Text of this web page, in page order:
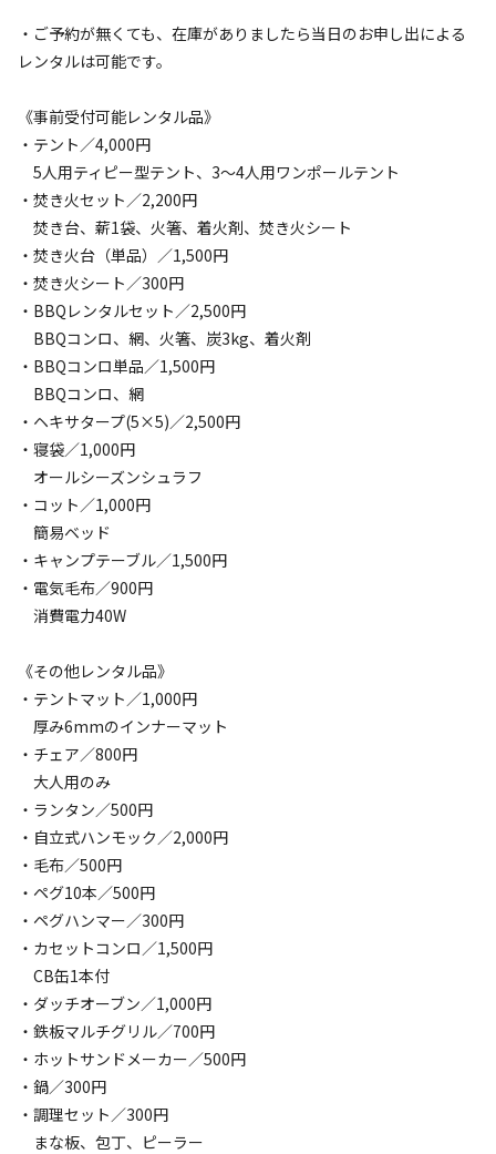
・ご予約が無くても、在庫がありましたら当日のお申し出による
レンタルは可能です。
《事前受付可能レンタル品》
・テント／4,000円
5人用ティピー型テント、3～4人用ワンポールテント
・焚き火セット／2,200円
焚き台、薪1袋、火箸、着火剤、焚き火シート
・焚き火台（単品）／1,500円
・焚き火シート／300円
・BBQレンタルセット／2,500円
BBQコンロ、網、火箸、炭3kg、着火剤
・BBQコンロ単品／1,500円
BBQコンロ、網
・ヘキサタープ(5×5)／2,500円
・寝袋／1,000円
オールシーズンシュラフ
・コット／1,000円
簡易ベッド
・キャンプテーブル／1,500円
・電気毛布／900円
消費電力40W
《その他レンタル品》
・テントマット／1,000円
厚み6mmのインナーマット
・チェア／800円
大人用のみ
・ランタン／500円
・自立式ハンモック／2,000円
・毛布／500円
・ペグ10本／500円
・ペグハンマー／300円
・カセットコンロ／1,500円
CB缶1本付
・ダッチオーブン／1,000円
・鉄板マルチグリル／700円
・ホットサンドメーカー／500円
・鍋／300円
・調理セット／300円
まな板、包丁、ピーラー